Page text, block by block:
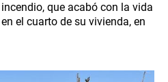
que acabó con la vida
el cuarto de su vivienda, en